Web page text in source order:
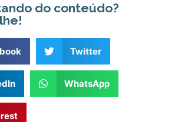
do conteúdo?
Twitter
WhatsApp